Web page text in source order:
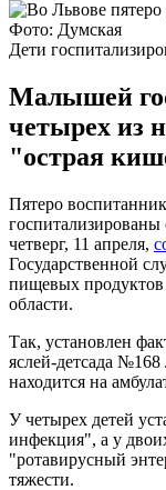
Фото: Думская
Дети
Малышей
четырех из
"острая
Пятеро
четверг, 11 апреля,
Государственной
пищевых продуктов
области.
Так, установлен
яслей-детсада
находится на
У четырех детей
инфекция", а у
"ротавирусный
тяжести.